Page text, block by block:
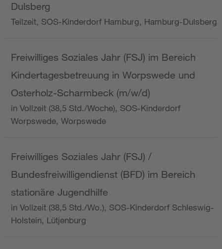
Dulsberg
Teilzeit, SOS-Kinderdorf Hamburg, Hamburg-Dulsberg
Freiwilliges Soziales Jahr (FSJ) im Bereich
Kindertagesbetreuung in Worpswede und
Osterholz-Scharmbeck (m/w/d)
in Vollzeit (38,5 Std./Woche), SOS-Kinderdorf
Worpswede, Worpswede
Freiwilliges Soziales Jahr (FSJ) /
Bundesfreiwilligendienst (BFD) im Bereich
stationäre Jugendhilfe
in Vollzeit (38,5 Std./Wo.), SOS-Kinderdorf Schleswig-
Holstein, Lütjenburg